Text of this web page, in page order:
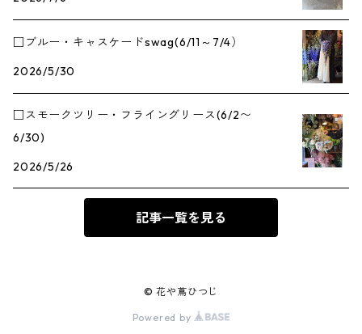
□ブルー・キャスケードswag(6/11～7/4）
2026/5/30
□スモークツリー・フライングリース(6/2〜
6/30)
2026/5/26
記事一覧を見る
© 花や蔦ひつじ
Powered by